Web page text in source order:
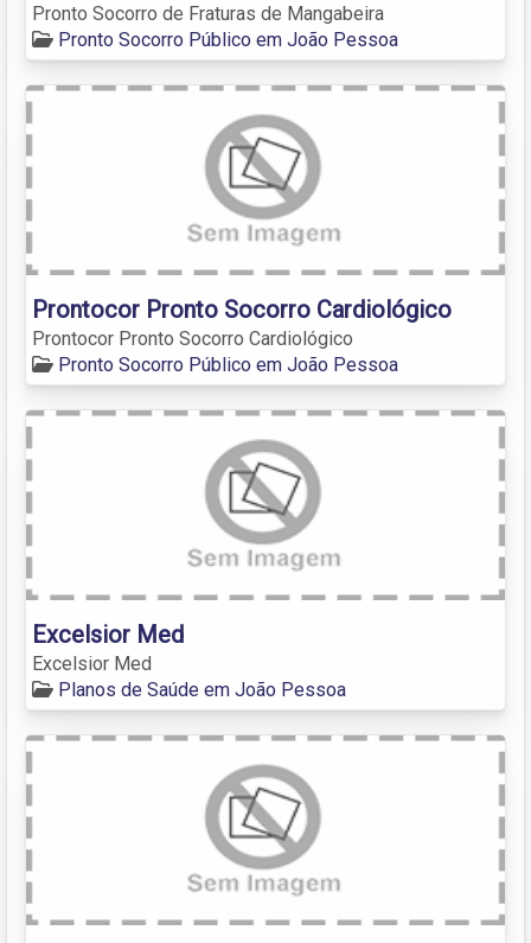
Pronto Socorro de Fraturas de Mangabeira
Pronto Socorro Público em João Pessoa
Prontocor Pronto Socorro Cardiológico
Prontocor Pronto Socorro Cardiológico
Pronto Socorro Público em João Pessoa
Excelsior Med
Excelsior Med
Planos de Saúde em João Pessoa